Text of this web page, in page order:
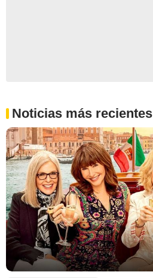
Noticias más recientes